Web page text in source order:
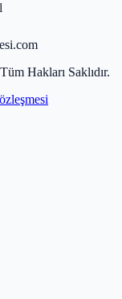
Hakları Saklıdır.